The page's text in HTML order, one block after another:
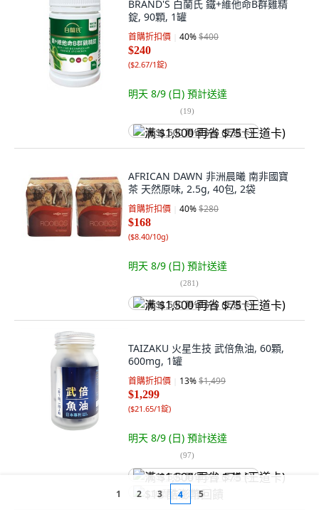
BRAND'S 白蘭氏 鐵+維他命B群雞精
錠, 90顆, 1罐
首購折扣價 40%$400
$240
($2.67/1錠)
明天 8/9 (日) 預計送達
(19)
满 $1,500 再省 $75 (王道卡)
AFRICAN DAWN 非洲晨曦 南非國寶
茶 天然原味, 2.5g, 40包, 2袋
首購折扣價 40%$280
$168
($8.40/10g)
明天 8/9 (日) 預計送達
(281)
满 $1,500 再省 $75 (王道卡)
TAIZAKU 火星生技 武倍魚油, 60顆,
600mg, 1罐
首購折扣價 13%$1,499
$1,299
($21.65/1錠)
明天 8/9 (日) 預計送達
(97)
满 $1,500 再省 $75 (王道卡)
$18 酷澎幣回饋
1 2 3 4 5